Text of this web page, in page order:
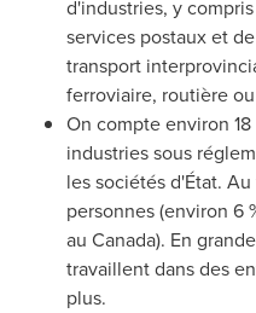
d'industries, y
services postaux et
transport
ferroviaire, routière
On compte environ
industries sous
les sociétés d'État.
personnes (environ 6
au Canada). En
travaillent dans des
plus.